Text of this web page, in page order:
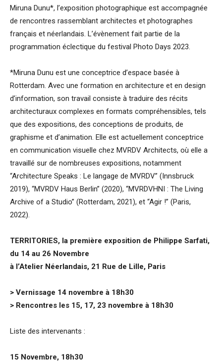
Miruna Dunu*, l’exposition photographique est accompagnée
de rencontres rassemblant architectes et photographes
français et néerlandais. L’évènement fait partie de la
programmation éclectique du festival Photo Days 2023.
*Miruna Dunu est une conceptrice d’espace basée à
Rotterdam. Avec une formation en architecture et en design
d’information, son travail consiste à traduire des récits
architecturaux complexes en formats compréhensibles, tels
que des expositions, des conceptions de produits, de
graphisme et d’animation. Elle est actuellement conceptrice
en communication visuelle chez MVRDV Architects, où elle a
travaillé sur de nombreuses expositions, notamment
“Architecture Speaks : Le langage de MVRDV” (Innsbruck
2019), “MVRDV Haus Berlin” (2020), “MVRDVHNI : The Living
Archive of a Studio” (Rotterdam, 2021), et “Agir !” (Paris,
2022).
TERRITORIES, la première exposition de Philippe Sarfati,
du 14 au 26 Novembre
à l’Atelier Néerlandais, 21 Rue de Lille, Paris
> Vernissage 14 novembre à 18h30
> Rencontres les 15, 17, 23 novembre à 18h30
Liste des intervenants :
15 Novembre, 18h30